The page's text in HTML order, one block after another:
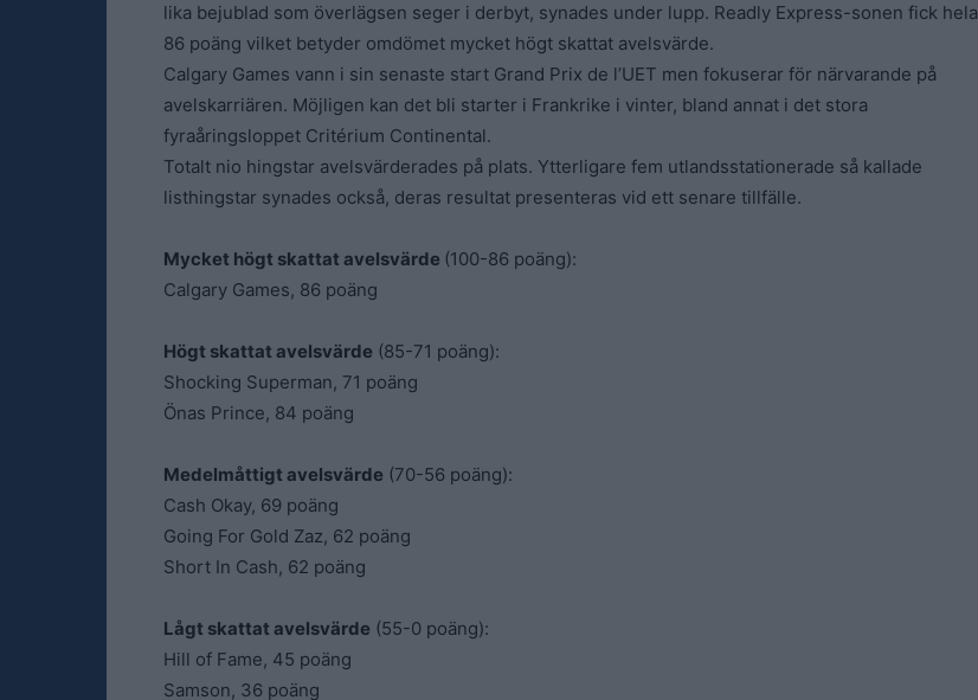
lika bejublad som överlägsen seger i derbyt, synades under lupp. Readly Express-sonen fick hela
86 poäng vilket betyder omdömet mycket högt skattat avelsvärde.
Calgary Games vann i sin senaste start Grand Prix de l’UET men fokuserar för närvarande på
avelskarriären. Möjligen kan det bli starter i Frankrike i vinter, bland annat i det stora
fyraåringsloppet Critérium Continental.
Totalt nio hingstar avelsvärderades på plats. Ytterligare fem utlandsstationerade så kallade
listhingstar synades också, deras resultat presenteras vid ett senare tillfälle.
Mycket högt skattat avelsvärde (100-86 poäng):
Calgary Games, 86 poäng
Högt skattat avelsvärde (85-71 poäng):
Shocking Superman, 71 poäng
Önas Prince, 84 poäng
Medelmåttigt avelsvärde (70-56 poäng):
Cash Okay, 69 poäng
Going For Gold Zaz, 62 poäng
Short In Cash, 62 poäng
Lågt skattat avelsvärde (55-0 poäng):
Hill of Fame, 45 poäng
Samson, 36 poäng